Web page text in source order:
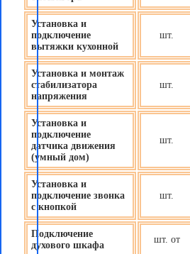
Установка и
подключение
вытяжки кухонной
шт.
Установка и монтаж
стабилизатора
напряжения
шт.
Установка и
подключение
датчика движения
(умный дом)
шт.
Установка и
подключение звонка
с кнопкой
шт.
Подключение
духового шкафа
шт. от